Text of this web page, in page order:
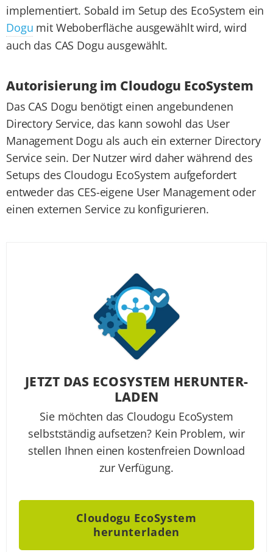
implementiert. Sobald im Setup des EcoSystem ein
Dogu mit Weboberfläche ausgewählt wird, wird
auch das CAS Dogu ausgewählt.
Autori­sierung im Cloudogu Eco­System
Das CAS Dogu benötigt einen angebundenen
Directory Service, das kann sowohl das User
Management Dogu als auch ein externer Directory
Service sein. Der Nutzer wird daher während des
Setups des Cloudogu EcoSystem aufgefordert
entweder das CES-eigene User Management oder
einen externen Service zu konfigurieren.
JETZT DAS ECO­SYSTEM HER­UNTER­
LA­DEN
Sie möchten das Cloudogu EcoSystem
selbstständig aufsetzen? Kein Problem, wir
stellen Ihnen einen kostenfreien Download
zur Verfügung.
Cloudogu EcoSystem
herunterladen